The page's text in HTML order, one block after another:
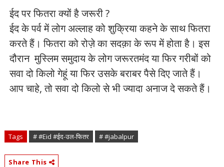
ईद पर फितरा क्यों है जरूरी ?
ईद के पर्व में लोग अल्लाह को शुक्रिया कहने के साथ फितरा
करते हैं। फितरा को रोज़े का सदक़ा के रूप में होता है। इस
दौरान मुस्लिम समुदाय के लोग जरूरतमंद या फिर गरीबों को
सवा दो किलो गेहूं या फिर उसके बराबर पैसे दिए जाते हैं।
आप चाहे, तो सवा दो किलो से भी ज्यादा अनाज दे सकते हैं।
Tags # #Eid #ईद-उल-फितर # #jabalpur
Share This